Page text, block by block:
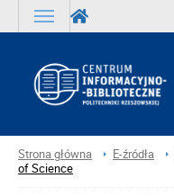
Strona główna E-źródła
of Science